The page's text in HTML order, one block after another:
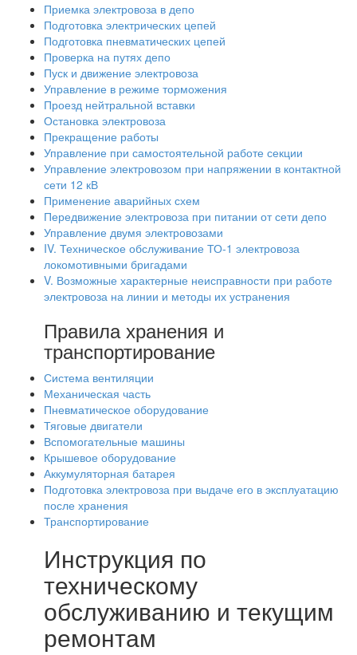
Приемка электровоза в депо
Подготовка электрических цепей
Подготовка пневматических цепей
Проверка на путях депо
Пуск и движение электровоза
Управление в режиме торможения
Проезд нейтральной вставки
Остановка электровоза
Прекращение работы
Управление при самостоятельной работе секции
Управление электровозом при напряжении в контактной
сети 12 кВ
Применение аварийных схем
Передвижение электровоза при питании от сети депо
Управление двумя электровозами
IV. Техническое обслуживание ТО-1 электровоза
локомотивными бригадами
V. Возможные характерные неисправности при работе
электровоза на линии и методы их устранения
Правила хранения и
транспортирование
Система вентиляции
Механическая часть
Пневматическое оборудование
Тяговые двигатели
Вспомогательные машины
Крышевое оборудование
Аккумуляторная батарея
Подготовка электровоза при выдаче его в эксплуатацию
после хранения
Транспортирование
Инструкция по
техническому
обслуживанию и текущим
ремонтам